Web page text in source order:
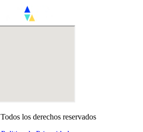
Todos los derechos reservados